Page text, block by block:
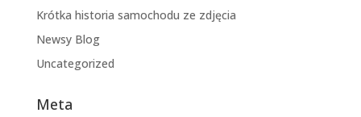
Krótka historia samochodu ze zdjęcia
Newsy Blog
Uncategorized
Meta